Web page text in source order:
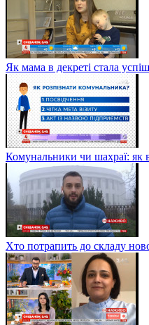
Як мама в декреті стала
Комунальники чи шахраї: як
Хто потрапить до складу